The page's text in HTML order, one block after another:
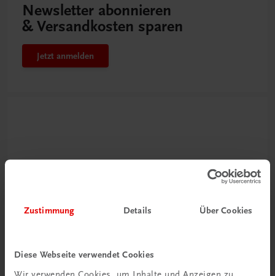
Zustimmung Details Über Cookies
Diese Webseite verwendet Cookies
Newsletter abonnieren
& Versandkosten sparen
Jetzt anmelden
Tipps & Tricks